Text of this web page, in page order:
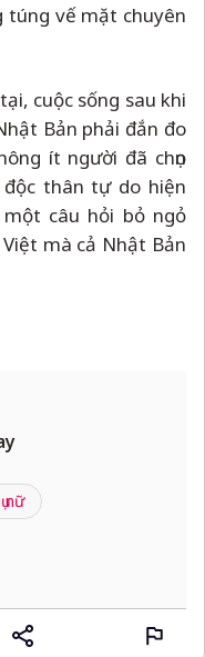
túng vế mặt chuyên
cuộc sống sau khi
Bản phải đắn đo
ít người đã chọn
thân tự do hiện
câu hỏi bỏ ngỏ
mà cả Nhật Bản
nữ